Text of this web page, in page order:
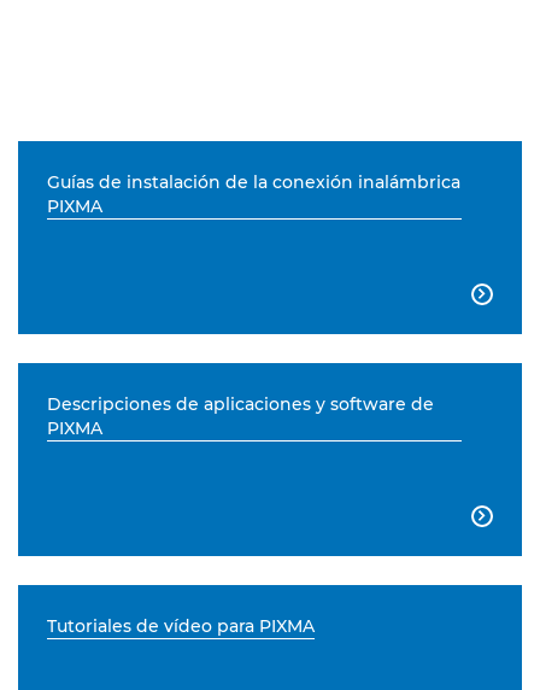
Guías de instalación de la conexión inalámbrica
PIXMA

Descripciones de aplicaciones y software de
PIXMA

Tutoriales de vídeo para PIXMA